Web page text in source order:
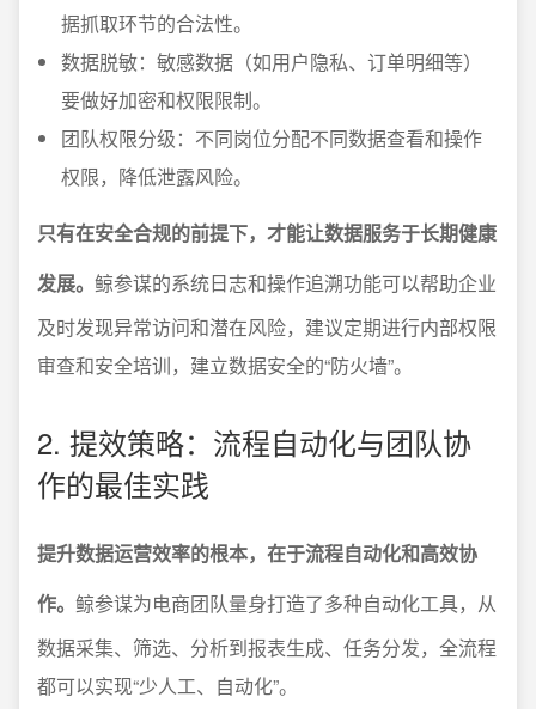
据抓取环节的合法性。
数据脱敏：敏感数据（如用户隐私、订单明细等）
要做好加密和权限限制。
团队权限分级：不同岗位分配不同数据查看和操作
权限，降低泄露风险。
只有在安全合规的前提下，才能让数据服务于长期健康
发展。 鲸参谋的系统日志和操作追溯功能可以帮助企业
及时发现异常访问和潜在风险，建议定期进行内部权限
审查和安全培训，建立数据安全的“防火墙”。
2. 提效策略：流程自动化与团队协
作的最佳实践
提升数据运营效率的根本，在于流程自动化和高效协
作。 鲸参谋为电商团队量身打造了多种自动化工具，从
数据采集、筛选、分析到报表生成、任务分发，全流程
都可以实现“少人工、自动化”。